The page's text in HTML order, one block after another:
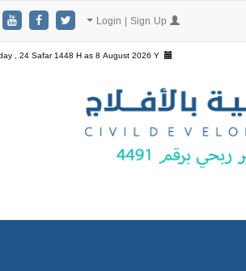
, 24 Safar 1448 H as8 August 2026 Y